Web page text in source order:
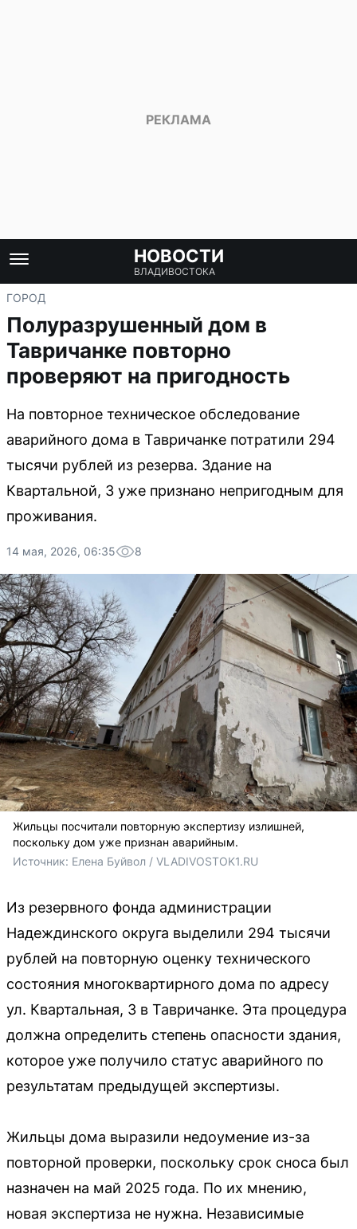
НОВОСТИ
ВЛАДИВОСТОКА
ГОРОД
Полуразрушенный дом в
Тавричанке повторно
проверяют на пригодность
На повторное техническое обследование
аварийного дома в Тавричанке потратили 294
тысячи рублей из резерва. Здание на
Квартальной, 3 уже признано непригодным для
проживания.
14 мая, 2026, 06:35 8
Жильцы посчитали повторную экспертизу излишней,
поскольку дом уже признан аварийным.
Источник: Елена Буйвол / VLADIVOSTOK1.RU
Из резервного фонда администрации
Надеждинского округа выделили 294 тысячи
рублей на повторную оценку технического
состояния многоквартирного дома по адресу
ул. Квартальная, 3 в Тавричанке. Эта процедура
должна определить степень опасности здания,
которое уже получило статус аварийного по
результатам предыдущей экспертизы.
Жильцы дома выразили недоумение из-за
повторной проверки, поскольку срок сноса был
назначен на май 2025 года. По их мнению,
новая экспертиза не нужна. Независимые